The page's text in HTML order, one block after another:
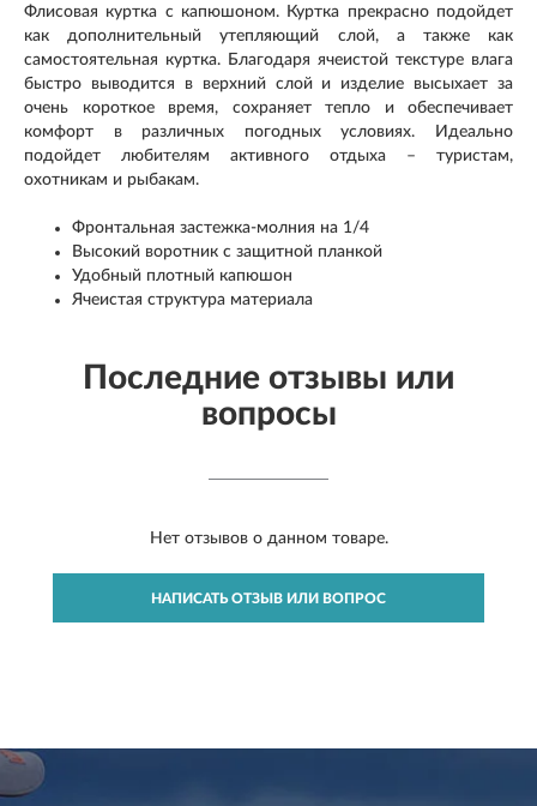
Флисовая куртка с капюшоном. Куртка прекрасно подойдет
как дополнительный утепляющий слой, а также как
самостоятельная куртка. Благодаря ячеистой текстуре влага
быстро выводится в верхний слой и изделие высыхает за
очень короткое время, сохраняет тепло и обеспечивает
комфорт в различных погодных условиях. Идеально
подойдет любителям активного отдыха – туристам,
охотникам и рыбакам.
Фронтальная застежка-молния на 1/4
Высокий воротник с защитной планкой
Удобный плотный капюшон
Ячеистая структура материала
Последние отзывы или
вопросы
Нет отзывов о данном товаре.
НАПИСАТЬ ОТЗЫВ ИЛИ ВОПРОС